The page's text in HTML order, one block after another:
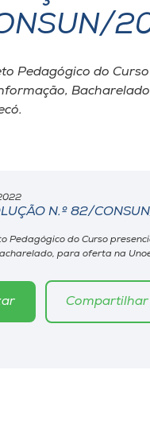
Pedagógico do
N.º 82/
Pedagógico do Curso
para oferta na
Compartilhar